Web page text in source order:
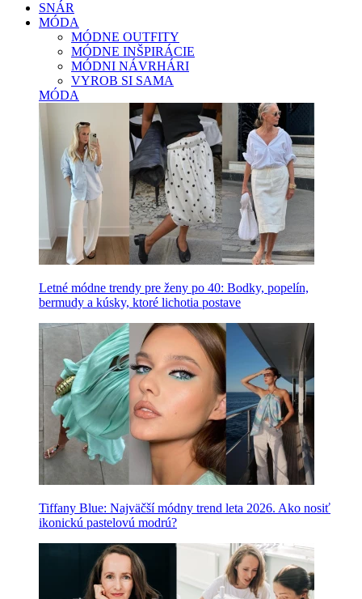
SNÁR
MÓDA
MÓDNE OUTFITY
MÓDNE INŠPIRÁCIE
MÓDNI NÁVRHÁRI
VYROB SI SAMA
MÓDA
Letné módne trendy pre ženy po 40: Bodky, popelín,
bermudy a kúsky, ktoré lichotia postave
Tiffany Blue: Najväčší módny trend leta 2026. Ako nosiť
ikonickú pastelovú modrú?